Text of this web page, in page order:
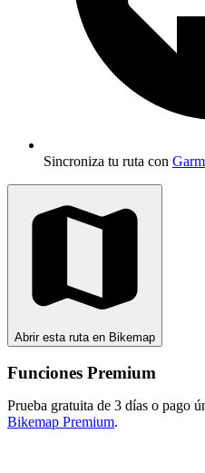
Sincroniza tu ruta con
Abrir esta ruta en Bikemap
Funciones Premium
Prueba gratuita de 3 días o pago
Bikemap Premium.